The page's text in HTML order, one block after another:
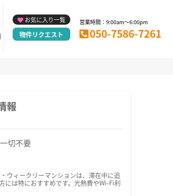
お気に入り一覧
物件リクエスト
営業時間：9:00am～6:00pm
050-7586-7261
報
切不要
ウィークリーマンションは、滞在中に追
には特におすすめです。光熱費やWi-Fi利